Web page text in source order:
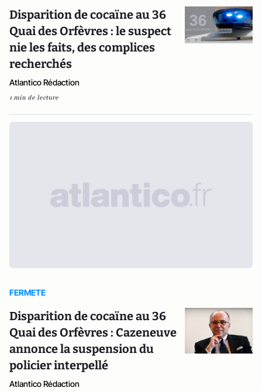
Disparition de cocaïne au 36
Quai des Orfèvres : le suspect
nie les faits, des complices
recherchés
Atlantico Rédaction
1 min de lecture
FERMETE
Disparition de cocaïne au 36
Quai des Orfèvres : Cazeneuve
annonce la suspension du
policier interpellé
Atlantico Rédaction